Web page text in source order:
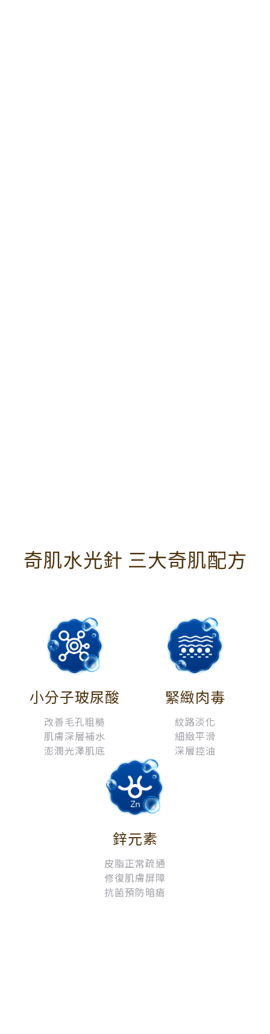
奇肌水光針 三大奇肌配方
小分子玻尿酸
改善毛孔粗糙
肌膚深層補水
澎潤光澤肌底
緊緻肉毒
紋路淡化
細緻平滑
深層控油
鋅元素
皮脂正常疏通
修復肌膚屏障
抗菌預防暗瘡